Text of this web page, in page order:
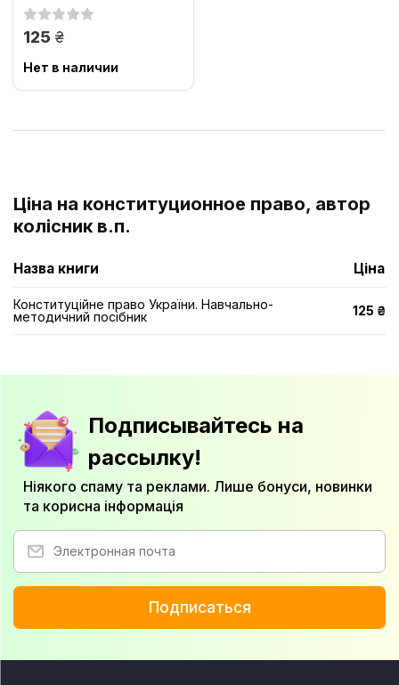
методичний посібник
125 грн.
Нет в наличии
Ціна на конституционное право, автор
колісник в.п.
Назва книги Ціна
Конституційне право України. Навчально-
методичний посібник
125 ₴
Подписывайтесь на
рассылку!
Ніякого спаму та реклами. Лише бонуси, новинки
та корисна інформація
Подписаться